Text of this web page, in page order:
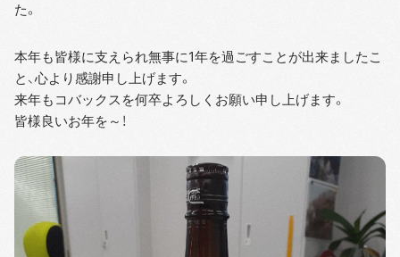
た。
本年も皆様に支えられ無事に1年を過ごすことが出来ましたこ
と、心より感謝申し上げます。
来年もコバックスを何卒よろしくお願い申し上げます。
皆様良いお年を～！